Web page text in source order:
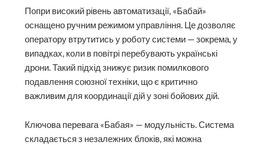
Попри високий рівень автоматизації, «Бабай»
оснащено ручним режимом управління. Це дозволяє
оператору втрутитись у роботу системи — зокрема, у
випадках, коли в повітрі перебувають українські
дрони. Такий підхід знижує ризик помилкового
подавлення союзної техніки, що є критично
важливим для координації дій у зоні бойових дій.
Ключова перевага «Бабая» — модульність. Система
складається з незалежних блоків, які можна